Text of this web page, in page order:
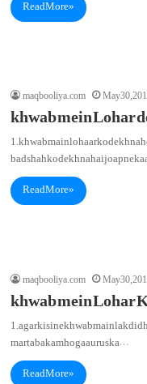
Read More »
maqbooliya.com May 30,
khwab mein Lohar
1. khwab main lohaar ko dekhna
badshah ko dekhna hai jo apne
Read More »
maqbooliya.com May 30,
khwab mein Lohar
1. agar kisi ne khwab main lakdi
martaba kam hoga aur us ka…
Read More »